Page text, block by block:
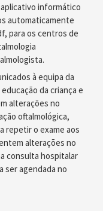
informático
automaticamente
para os centros de
à equipa da
da criança e
alterações no
oftalmológica,
repetir o exame aos
alterações no
consulta hospitalar
ser agendada no